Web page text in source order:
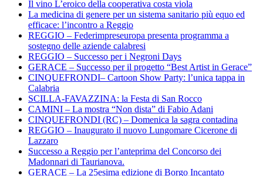
Il vino L’eroico della cooperativa costa viola
La medicina di genere per un sistema sanitario più equo ed
efficace: l’incontro a Reggio
REGGIO – Federimpreseuropa presenta programma a
sostegno delle aziende calabresi
REGGIO – Successo per i Negroni Days
GERACE – Successo per il progetto “Best Artist in Gerace”
CINQUEFRONDI– Cartoon Show Party: l’unica tappa in
Calabria
SCILLA-FAVAZZINA: la Festa di San Rocco
CAMINI – La mostra “Non dista” di Fabio Adani
CINQUEFRONDI (RC) – Domenica la sagra contadina
REGGIO – Inaugurato il nuovo Lungomare Cicerone di
Lazzaro
Successo a Reggio per l’anteprima del Concorso dei
Madonnari di Taurianova.
GERACE – La 25esima edizione di Borgo Incantato